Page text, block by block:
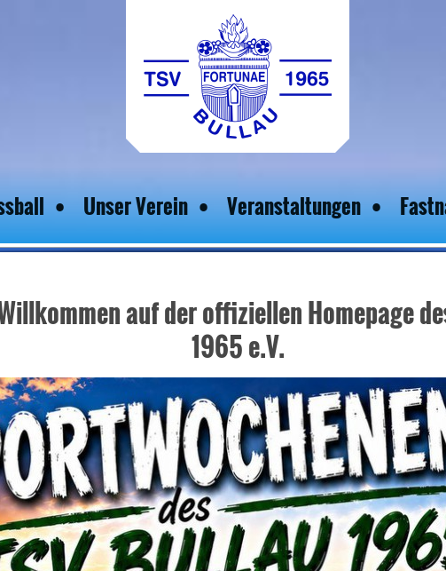
Unser Verein Veranstaltungen
auf der offiziellen Homepage
1965 e.V.